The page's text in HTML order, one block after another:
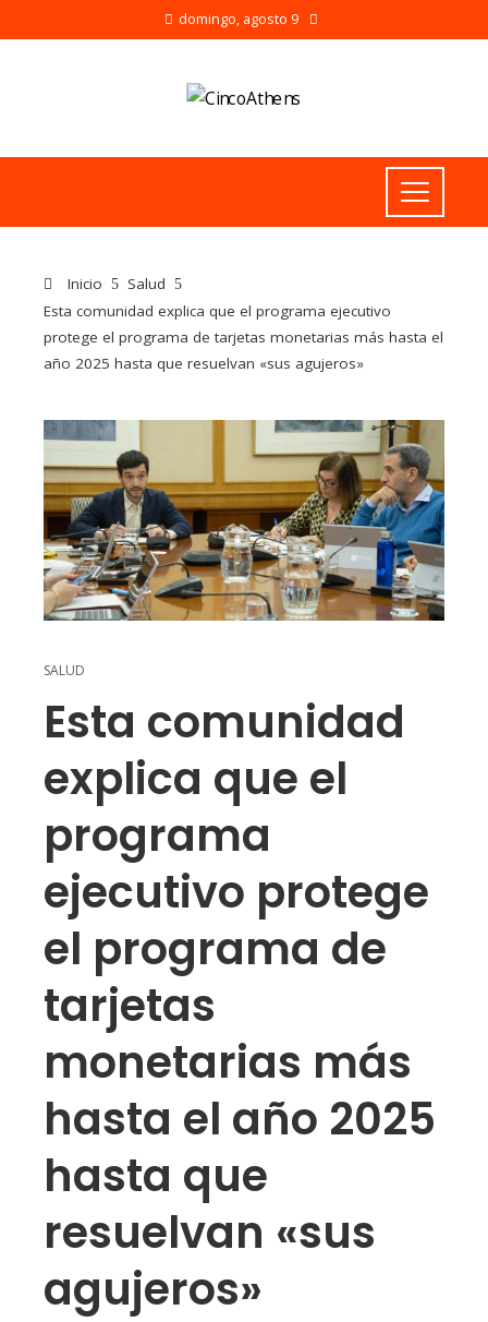
domingo, agosto 9
Inicio
Salud
Esta comunidad explica que el programa ejecutivo
protege el programa de tarjetas monetarias más hasta el
año 2025 hasta que resuelvan «sus agujeros»
SALUD
Esta comunidad
explica que el
programa
ejecutivo protege
el programa de
tarjetas
monetarias más
hasta el año 2025
hasta que
resuelvan «sus
agujeros»